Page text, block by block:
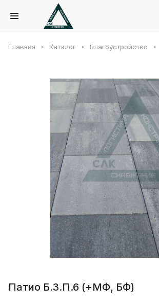
Главная Каталог Благоустройство
Патио Б.3.П.6 (+МФ, БФ)